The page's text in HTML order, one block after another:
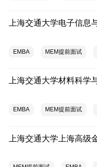
EMBA MEM提前面试
EMBA MEM提前面试